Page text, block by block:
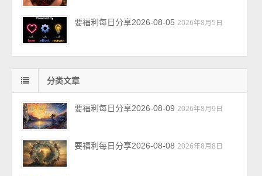
要福利每日分享2026-08-05 2026年8月5日
分类文章
要福利每日分享2026-08-09 2026年8月9日
要福利每日分享2026-08-08 2026年8月8日